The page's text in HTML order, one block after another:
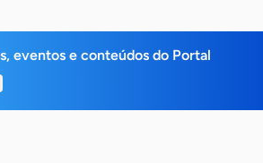
eventos e conteúdos do Portal